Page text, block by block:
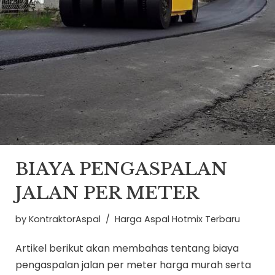
BIAYA PENGASPALAN
JALAN PER METER
by KontraktorAspal Harga Aspal Hotmix Terbaru
Artikel berikut akan membahas tentang biaya
pengaspalan jalan per meter harga murah serta